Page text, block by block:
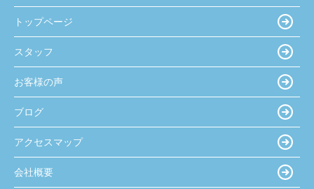
トップページ
スタッフ
お客様の声
ブログ
アクセスマップ
会社概要